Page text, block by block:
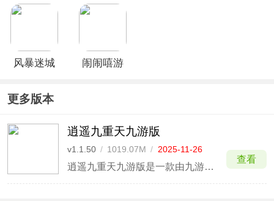
风暴迷城 闹闹嘻游
更多版本
逍遥九重天九游版
v1.1.50 / 1019.07M / 2025-11-26
逍遥九重天九游版是一款由九游官方代理运营的国风修仙类放置回合制手游。该版本玩家不仅能够直接通过九游账号登录游戏，还可以直接领取到专属九游渠道服礼包内容，另外还有专属游戏内渠道活动，参与即可领取大量装备，快速升级。
查看